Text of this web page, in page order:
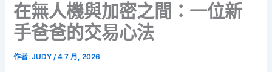
在無人機與加密之間：一位新
手爸爸的交易心法
作者:JUDY/4 7 月, 2026